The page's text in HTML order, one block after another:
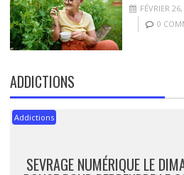
FÉVRIER
0
ADDICTIONS
SEVRAGE NUMÉRIQUE LE
Addictions